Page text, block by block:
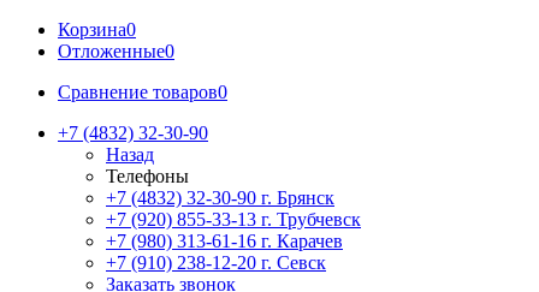
Корзина0
Отложенные0
Сравнение товаров0
+7 (4832) 32-30-90
Назад
Телефоны
+7 (4832) 32-30-90 г. Брянск
+7 (920) 855-33-13 г. Трубчевск
+7 (980) 313-61-16 г. Карачев
+7 (910) 238-12-20 г. Севск
Заказать звонок